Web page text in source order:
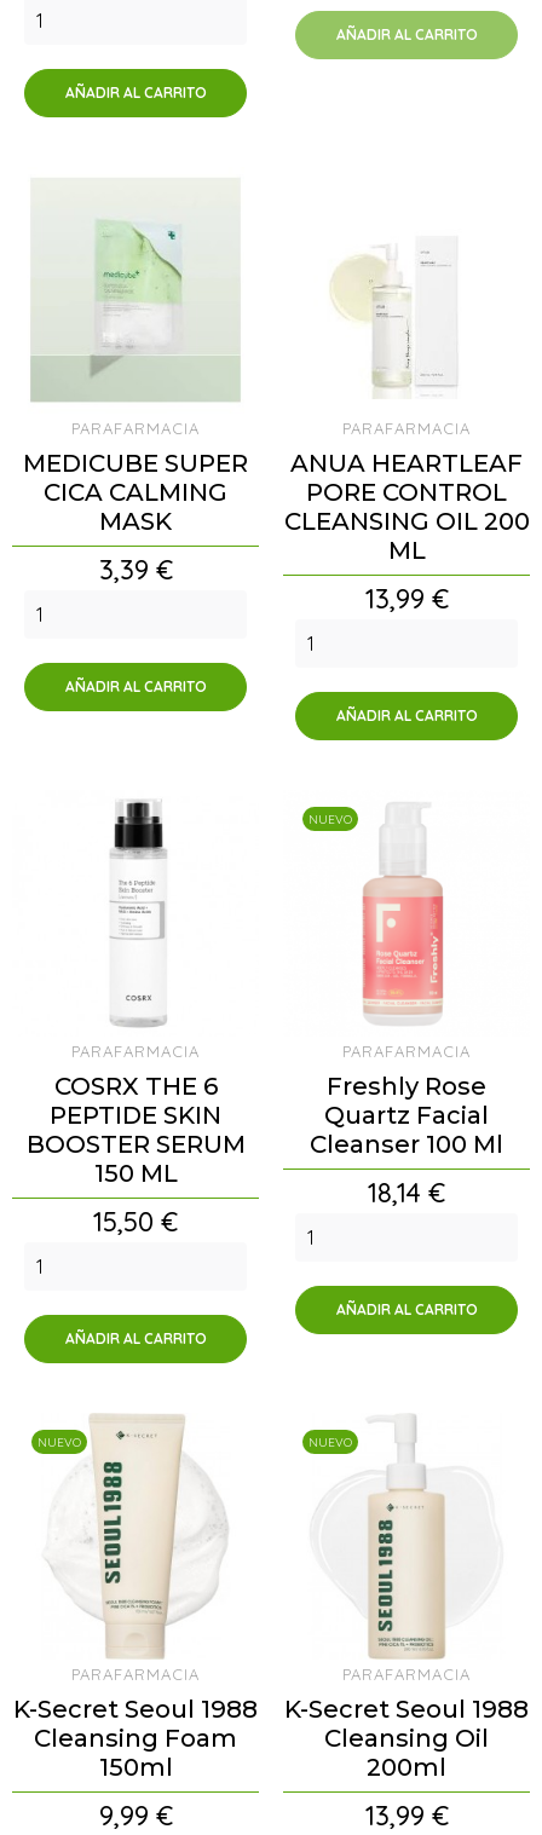
AÑADIR AL CARRITO
AÑADIR AL CARRITO
PARAFARMACIA
MEDICUBE SUPER
CICA CALMING
MASK
Precio
3,39 €
AÑADIR AL CARRITO
PARAFARMACIA
ANUA HEARTLEAF
PORE CONTROL
CLEANSING OIL 200
ML
Precio
13,99 €
AÑADIR AL CARRITO
PARAFARMACIA
COSRX THE 6
PEPTIDE SKIN
BOOSTER SERUM
150 ML
Precio
15,50 €
AÑADIR AL CARRITO
PARAFARMACIA
Freshly Rose
Quartz Facial
Cleanser 100 Ml
Precio
18,14 €
AÑADIR AL CARRITO
NUEVO
PARAFARMACIA
K-Secret Seoul 1988
Cleansing Foam
150ml
Precio
9,99 €
NUEVO
PARAFARMACIA
K-Secret Seoul 1988
Cleansing Oil
200ml
Precio
13,99 €
NUEVO